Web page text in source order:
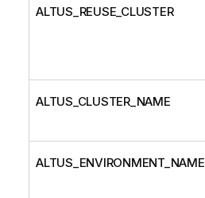
ALTUS_REUSE_CLUSTER
ALTUS_CLUSTER_NAME
ALTUS_ENVIRONMENT_NAME